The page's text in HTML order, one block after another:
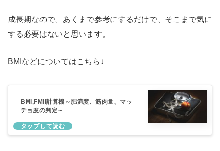
成長期なので、あくまで参考にするだけで、そこまで気に
する必要はないと思います。
BMIなどについてはこちら↓
BMI,FMII計算機～肥満度、筋肉量、マッ
チョ度の判定～